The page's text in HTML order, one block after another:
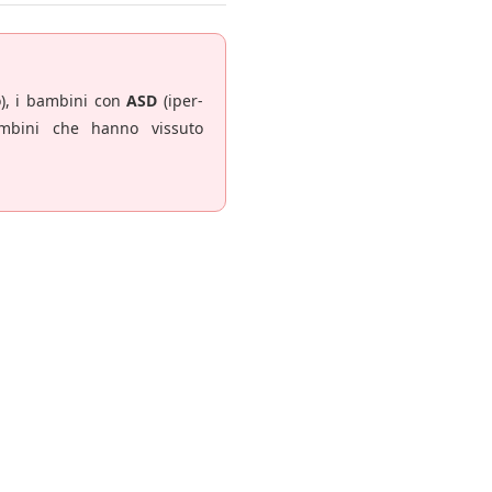
i bambini conASD (iper-
che hanno vissuto